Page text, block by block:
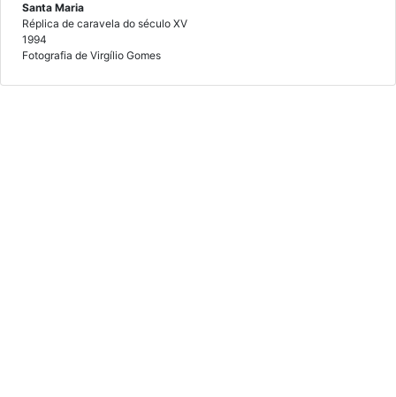
Santa Maria
Réplica de caravela do século XV
1994
Fotografia de Virgílio Gomes